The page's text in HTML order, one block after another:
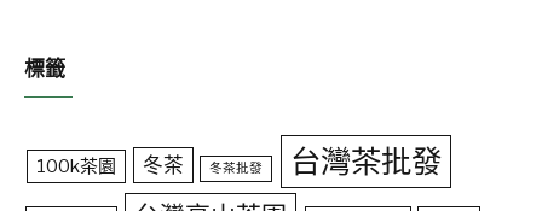
標籤
100k茶園 冬茶 冬茶批發 台灣茶批發